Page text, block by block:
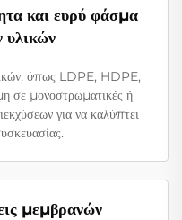
και ευρύ φάσμα
υλικών
όπως LDPE, HDPE,
σε μονοστρωματικές ή
για να καλύπτει
μεμβρανών